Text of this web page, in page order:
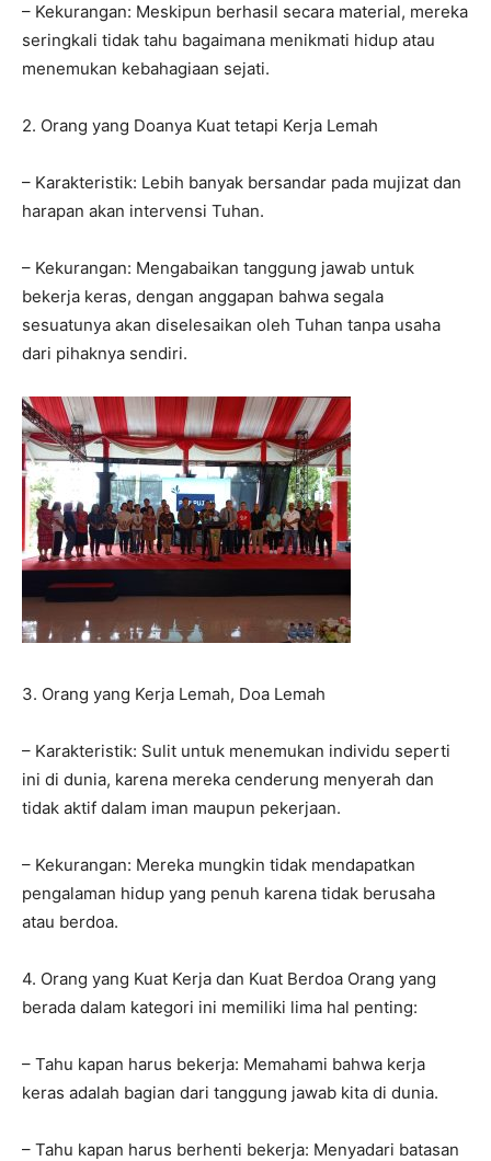
– Kekurangan: Meskipun berhasil secara material, mereka
seringkali tidak tahu bagaimana menikmati hidup atau
menemukan kebahagiaan sejati.
2. Orang yang Doanya Kuat tetapi Kerja Lemah
– Karakteristik: Lebih banyak bersandar pada mujizat dan
harapan akan intervensi Tuhan.
– Kekurangan: Mengabaikan tanggung jawab untuk
bekerja keras, dengan anggapan bahwa segala
sesuatunya akan diselesaikan oleh Tuhan tanpa usaha
dari pihaknya sendiri.
3. Orang yang Kerja Lemah, Doa Lemah
– Karakteristik: Sulit untuk menemukan individu seperti
ini di dunia, karena mereka cenderung menyerah dan
tidak aktif dalam iman maupun pekerjaan.
– Kekurangan: Mereka mungkin tidak mendapatkan
pengalaman hidup yang penuh karena tidak berusaha
atau berdoa.
4. Orang yang Kuat Kerja dan Kuat Berdoa Orang yang
berada dalam kategori ini memiliki lima hal penting:
– Tahu kapan harus bekerja: Memahami bahwa kerja
keras adalah bagian dari tanggung jawab kita di dunia.
– Tahu kapan harus berhenti bekerja: Menyadari batasan